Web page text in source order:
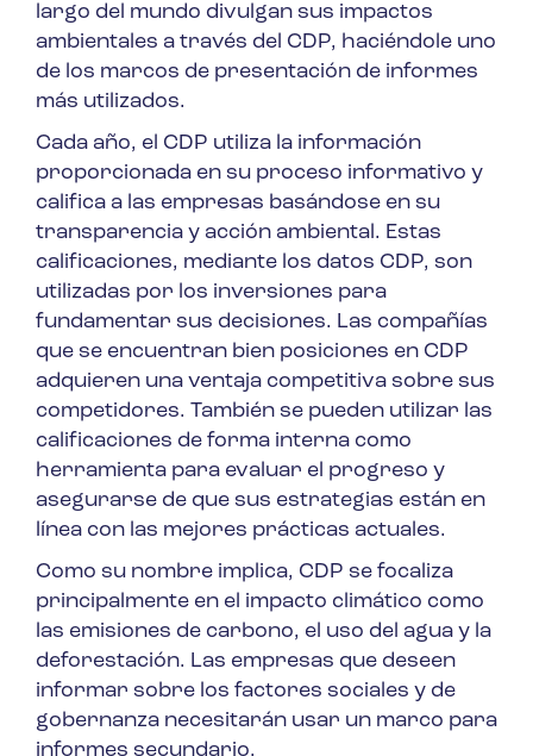
largo del mundo divulgan sus impactos
ambientales a través del CDP, haciéndole uno
de los marcos de presentación de informes
más utilizados.
Cada año, el CDP utiliza la información
proporcionada en su proceso informativo y
califica a las empresas basándose en su
transparencia y acción ambiental. Estas
calificaciones, mediante los datos CDP, son
utilizadas por los inversiones para
fundamentar sus decisiones. Las compañías
que se encuentran bien posiciones en CDP
adquieren una ventaja competitiva sobre sus
competidores. También se pueden utilizar las
calificaciones de forma interna como
herramienta para evaluar el progreso y
asegurarse de que sus estrategias están en
línea con las mejores prácticas actuales.
Como su nombre implica, CDP se focaliza
principalmente en el impacto climático como
las emisiones de carbono, el uso del agua y la
deforestación. Las empresas que deseen
informar sobre los factores sociales y de
gobernanza necesitarán usar un marco para
informes secundario.